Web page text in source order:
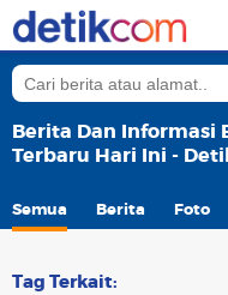
Berita Dan Informasi
Terbaru Hari Ini -
Semua Berita Foto
Tag Terkait: